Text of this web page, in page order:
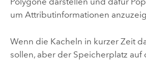
um Attributinformationen
Wenn die Kacheln in kurzer Zeit
sollen, aber der Speicherplatz auf